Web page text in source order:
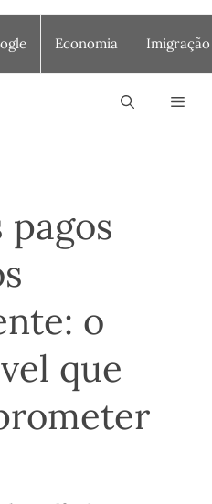
Economia Imigração
pagos
o
que